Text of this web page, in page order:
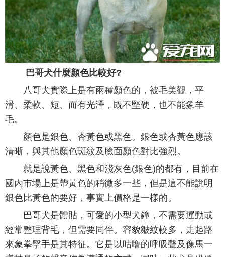
巴哥犬什麼顏色比較好?
八哥犬實際上是有兩種顏色的，被毛美觀，平
滑、柔軟、短、而有光澤，既不堅硬，也不能象羊
毛。
顏色是銀色、杏黃色或黑色。銀色或杏黃色應該
清晰，與其他顏色斑紋及臉面顏色對比強烈。
就是說黃色、黑色和淺灰色(銀色)的都有，目前在
國內市場上是帶黃色的稍微多一些，但是這不能說明
銀色比黃色的要好，事實上價格是一樣的。
巴哥犬是體貼，可愛的小型犬鐘，不需要運動或
經常整理背毛，但需要同伴。容貌皺紋較多，走起路
來象拳擊手是其特征。它是以咕噜的呼吸聲及像馬一